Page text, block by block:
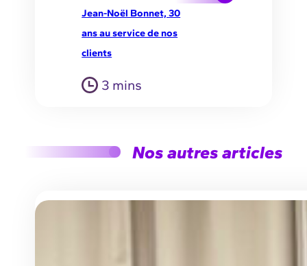
Jean-Noël Bonnet, 30
ans au service de nos
clients
3 mins
Nos autres articles